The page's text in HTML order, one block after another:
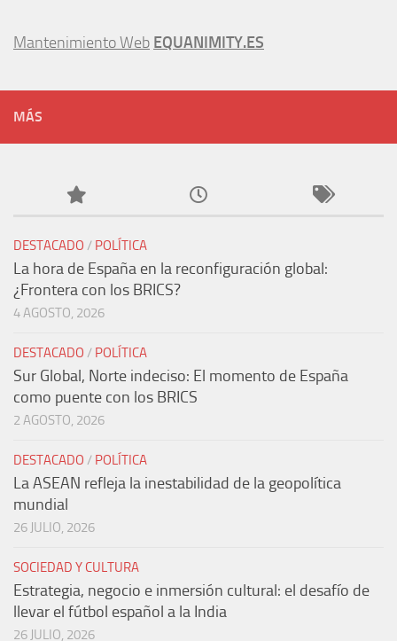
Mantenimiento Web EQUANIMITY.ES
MÁS
DESTACADO / POLÍTICA
La hora de España en la reconfiguración global:
¿Frontera con los BRICS?
4 AGOSTO, 2026
DESTACADO / POLÍTICA
Sur Global, Norte indeciso: El momento de España
como puente con los BRICS
2 AGOSTO, 2026
DESTACADO / POLÍTICA
La ASEAN refleja la inestabilidad de la geopolítica
mundial
26 JULIO, 2026
SOCIEDAD Y CULTURA
Estrategia, negocio e inmersión cultural: el desafío de
llevar el fútbol español a la India
26 JULIO, 2026